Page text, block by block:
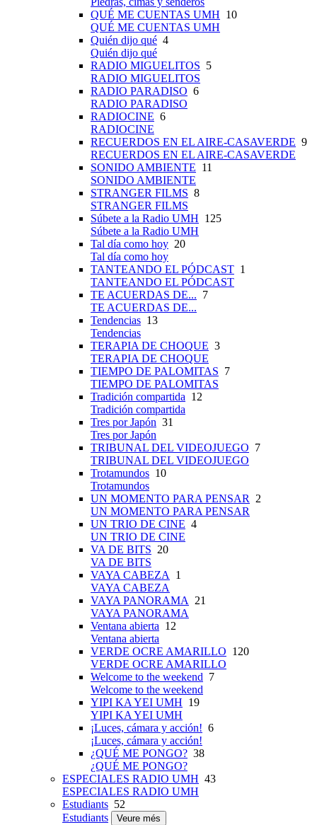
QUÉ ME CUENTAS UMH 10
QUÉ ME CUENTAS UMH
Quién dijo qué 4
Quién dijo qué
RADIO MIGUELITOS 5
RADIO MIGUELITOS
RADIO PARADISO 6
RADIO PARADISO
RADIOCINE 6
RADIOCINE
RECUERDOS EN EL AIRE-CASAVERDE 9
RECUERDOS EN EL AIRE-CASAVERDE
SONIDO AMBIENTE 11
SONIDO AMBIENTE
STRANGER FILMS 8
STRANGER FILMS
Súbete a la Radio UMH 125
Súbete a la Radio UMH
Tal día como hoy 20
Tal día como hoy
TANTEANDO EL PÓDCAST 1
TANTEANDO EL PÓDCAST
TE ACUERDAS DE... 7
TE ACUERDAS DE...
Tendencias 13
Tendencias
TERAPIA DE CHOQUE 3
TERAPIA DE CHOQUE
TIEMPO DE PALOMITAS 7
TIEMPO DE PALOMITAS
Tradición compartida 12
Tradición compartida
Tres por Japón 31
Tres por Japón
TRIBUNAL DEL VIDEOJUEGO 7
TRIBUNAL DEL VIDEOJUEGO
Trotamundos 10
Trotamundos
UN MOMENTO PARA PENSAR
2
UN MOMENTO PARA PENSAR
UN TRIO DE CINE 4
UN TRIO DE CINE
VA DE BITS 20
VA DE BITS
VAYA CABEZA
1
VAYA CABEZA
VAYA PANORAMA
21
VAYA PANORAMA
Ventana abierta 12
Ventana abierta
VERDE OCRE AMARILLO 120
VERDE OCRE AMARILLO
Welcome to the weekend 7
Welcome to the weekend
YIPI KA YEI UMH 19
YIPI KA YEI UMH
¡Luces, cámara y acción! 6
¡Luces, cámara y acción!
¿QUÉ ME PONGO? 38
¿QUÉ ME PONGO?
ESPECIALES RADIO UMH 43
ESPECIALES RADIO UMH
Estudiants 52
Estudiants
Veure més